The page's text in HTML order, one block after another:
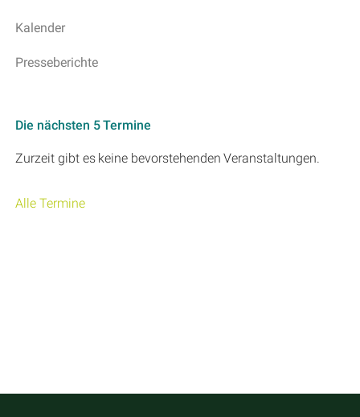
Kalender
Presseberichte
Die nächsten 5 Termine
Zurzeit gibt es keine bevorstehenden Veranstaltungen.
Alle Termine